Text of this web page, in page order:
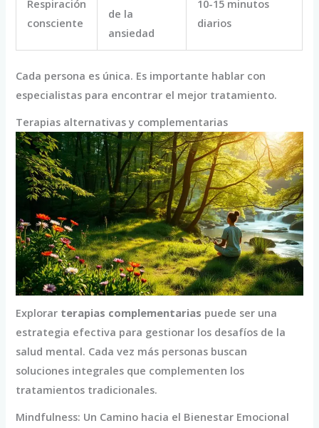
Respiración
consciente
de la
ansiedad
10-15 minutos
diarios
Cada persona es única. Es importante hablar con
especialistas para encontrar el mejor tratamiento.
Terapias alternativas y complementarias
Explorar terapias complementarias puede ser una
estrategia efectiva para gestionar los desafíos de la
salud mental. Cada vez más personas buscan
soluciones integrales que complementen los
tratamientos tradicionales.
Mindfulness: Un Camino hacia el Bienestar Emocional